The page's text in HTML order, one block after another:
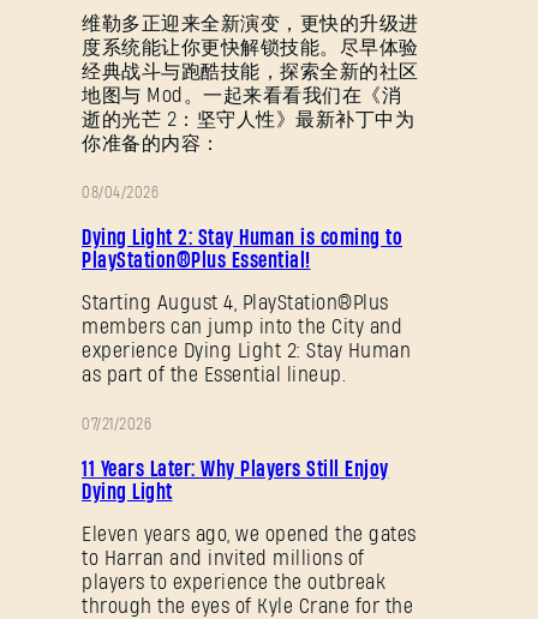
维勒多正迎来全新演变，更快的升级进
度系统能让你更快解锁技能。尽早体验
经典战斗与跑酷技能，探索全新的社区
地图与 Mod。一起来看看我们在《消
逝的光芒 2：坚守人性》最新补丁中为
你准备的内容：
08/04/2026
Dying Light 2: Stay Human is coming to
PlayStation®Plus Essential!
Starting August 4, PlayStation®Plus
members can jump into the City and
experience Dying Light 2: Stay Human
as part of the Essential lineup.
07/21/2026
11 Years Later: Why Players Still Enjoy
Dying Light
Eleven years ago, we opened the gates
to Harran and invited millions of
players to experience the outbreak
through the eyes of Kyle Crane for the